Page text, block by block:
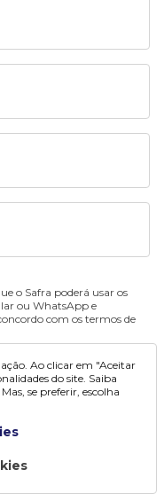
o Safra poderá usar os
ou WhatsApp e
com os termos de
Ao clicar em "Aceitar
do site. Saiba
Mas, se preferir, escolha